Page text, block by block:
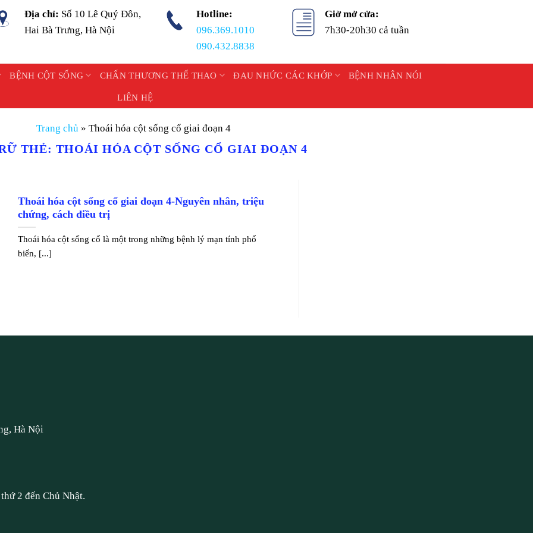
Địa chỉ: Số 10 Lê Quý Đôn,
Hai Bà Trưng, Hà Nội
Hotline:
096.369.1010
090.432.8838
Giờ mở cửa:
7h30-20h30 cả tuần
BỆNH CỘT SỐNG CHẤN THƯƠNG THỂ THAO ĐAU NHỨC CÁC KHỚP BỆNH NHÂN NÓI
LIÊN HỆ
Trang chủ » Thoái hóa cột sống cổ giai đoạn 4
THẺ: THOÁI HÓA CỘT SỐNG CỔ GIAI ĐOẠN 4
Thoái hóa cột sống cổ giai đoạn 4-Nguyên nhân, triệu
chứng, cách điều trị
Thoái hóa cột sống cổ là một trong những bệnh lý mạn tính phổ
biến, [...]
Hà Nội
2 đến Chủ Nhật.